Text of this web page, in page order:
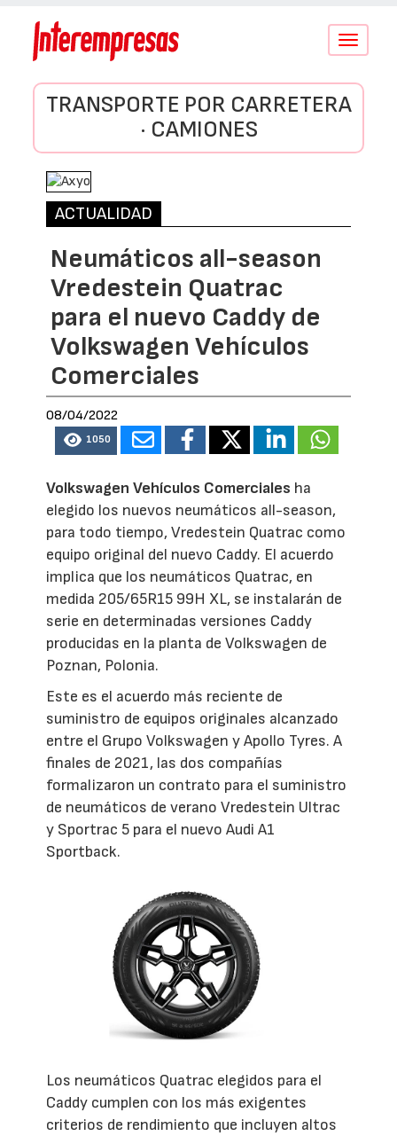
Conmutar
TRANSPORTE POR CARRETERA
· CAMIONES
ACTUALIDAD
Neumáticos all-season
Vredestein Quatrac
para el nuevo Caddy de
Volkswagen Vehículos
Comerciales
08/04/2022
1050
Volkswagen Vehículos Comerciales ha
elegido los nuevos neumáticos all-season,
para todo tiempo, Vredestein Quatrac como
equipo original del nuevo Caddy. El acuerdo
implica que los neumáticos Quatrac, en
medida 205/65R15 99H XL, se instalarán de
serie en determinadas versiones Caddy
producidas en la planta de Volkswagen de
Poznan, Polonia.
Este es el acuerdo más reciente de
suministro de equipos originales alcanzado
entre el Grupo Volkswagen y Apollo Tyres. A
finales de 2021, las dos compañías
formalizaron un contrato para el suministro
de neumáticos de verano Vredestein Ultrac
y Sportrac 5 para el nuevo Audi A1
Sportback.
Los neumáticos Quatrac elegidos para el
Caddy cumplen con los más exigentes
criterios de rendimiento que incluyen altos